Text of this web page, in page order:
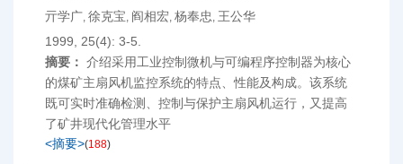
亓学广, 徐克宝, 阎相宏, 杨奉忠 , 王公华
1999, 25(4): 3-5.
摘要： 介绍采用工业控制微机与可编程序控制器为核心
的煤矿主扇风机监控系统的特点、性能及构成。该系统
既可实时准确检测、控制与保护主扇风机运行，又提高
了矿井现代化管理水平
<摘要>(188)